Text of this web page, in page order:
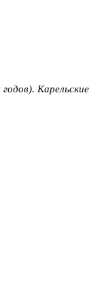
Карельские